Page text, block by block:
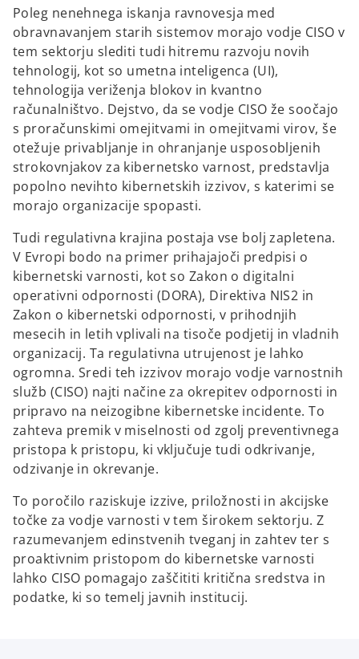
Poleg nenehnega iskanja ravnovesja med
obravnavanjem starih sistemov morajo vodje CISO v
tem sektorju slediti tudi hitremu razvoju novih
tehnologij, kot so umetna inteligenca (UI),
tehnologija veriženja blokov in kvantno
računalništvo. Dejstvo, da se vodje CISO že soočajo
s proračunskimi omejitvami in omejitvami virov, še
otežuje privabljanje in ohranjanje usposobljenih
strokovnjakov za kibernetsko varnost, predstavlja
popolno nevihto kibernetskih izzivov, s katerimi se
morajo organizacije spopasti.
Tudi regulativna krajina postaja vse bolj zapletena.
V Evropi bodo na primer prihajajoči predpisi o
kibernetski varnosti, kot so Zakon o digitalni
operativni odpornosti (DORA), Direktiva NIS2 in
Zakon o kibernetski odpornosti, v prihodnjih
mesecih in letih vplivali na tisoče podjetij in vladnih
organizacij. Ta regulativna utrujenost je lahko
ogromna. Sredi teh izzivov morajo vodje varnostnih
služb (CISO) najti načine za okrepitev odpornosti in
pripravo na neizogibne kibernetske incidente. To
zahteva premik v miselnosti od zgolj preventivnega
pristopa k pristopu, ki vključuje tudi odkrivanje,
odzivanje in okrevanje.
To poročilo raziskuje izzive, priložnosti in akcijske
točke za vodje varnosti v tem širokem sektorju. Z
razumevanjem edinstvenih tveganj in zahtev ter s
proaktivnim pristopom do kibernetske varnosti
lahko CISO pomagajo zaščititi kritična sredstva in
podatke, ki so temelj javnih institucij.